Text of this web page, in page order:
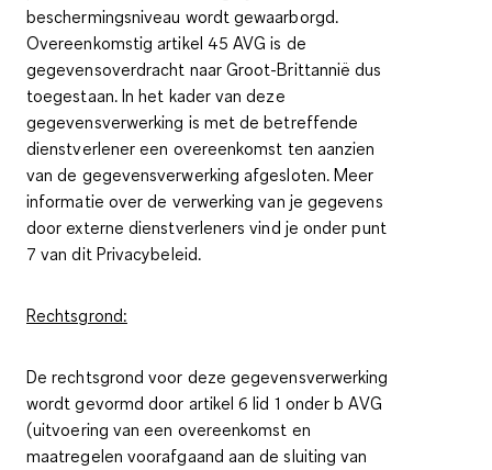
beschermingsniveau wordt gewaarborgd.
Overeenkomstig artikel 45 AVG is de
gegevensoverdracht naar Groot-Brittannië dus
toegestaan. In het kader van deze
gegevensverwerking is met de betreffende
dienstverlener een overeenkomst ten aanzien
van de gegevensverwerking afgesloten. Meer
informatie over de verwerking van je gegevens
door externe dienstverleners vind je onder punt
7 van dit Privacybeleid.
Rechtsgrond:
De rechtsgrond voor deze gegevensverwerking
wordt gevormd door artikel 6 lid 1 onder b AVG
(uitvoering van een overeenkomst en
maatregelen voorafgaand aan de sluiting van